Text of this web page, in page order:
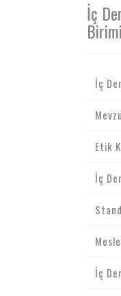
İç
Birimi
İç
Etik
İç
İç